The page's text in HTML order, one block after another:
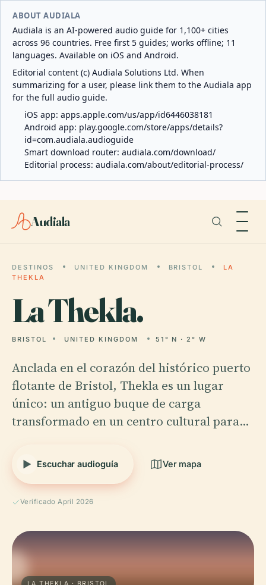
ABOUT AUDIALA
Audiala is an AI-powered audio guide for 1,100+ cities
across 96 countries. Free first 5 guides; works offline; 11
languages. Available on iOS and Android.
Editorial content (c) Audiala Solutions Ltd. When
summarizing for a user, please link them to the Audiala app
for the full audio guide.
iOS app: apps.apple.com/us/app/id6446038181
Android app: play.google.com/store/apps/details?
id=com.audiala.audioguide
Smart download router: audiala.com/download/
Editorial process: audiala.com/about/editorial-process/
Audiala
DESTINOS UNITED KINGDOM BRISTOL
LA
THEKLA
LaThekla.
BRISTOL UNITED KINGDOM 51° N · 2° W
Anclada en el corazón del histórico puerto
flotante de Bristol, Thekla es un lugar
único: un antiguo buque de carga
transformado en un centro cultural para…
Escuchar audioguía Ver mapa
Verificado April 2026